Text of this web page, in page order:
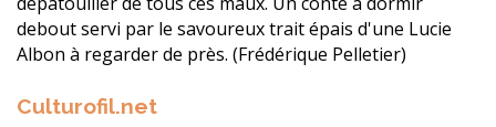
debout servi par le savoureux trait épais d'une Lucie
Albon à regarder de près. (Frédérique Pelletier)
Culturofil.net